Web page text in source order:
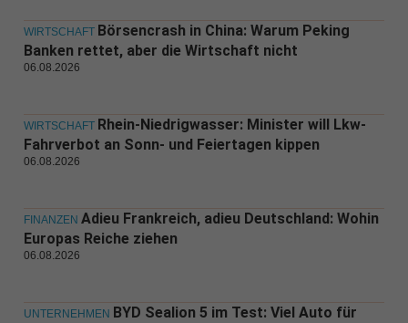
WIRTSCHAFT Börsencrash in China: Warum Peking
Banken rettet, aber die Wirtschaft nicht
06.08.2026
WIRTSCHAFT Rhein-Niedrigwasser: Minister will Lkw-
Fahrverbot an Sonn- und Feiertagen kippen
06.08.2026
FINANZEN Adieu Frankreich, adieu Deutschland: Wohin
Europas Reiche ziehen
06.08.2026
UNTERNEHMEN BYD Sealion 5 im Test: Viel Auto für